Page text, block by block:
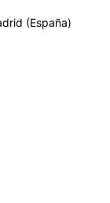
(España)